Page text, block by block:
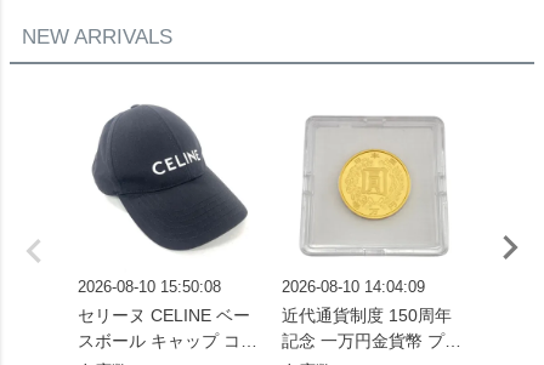
NEW ARRIVALS
2026-08-10 15:50:08
セリーヌ CELINE ベー
スボール キャップ コッ
2026-08-10 14:04:09
近代通貨制度 150周年
記念 一万円金貨幣 プル